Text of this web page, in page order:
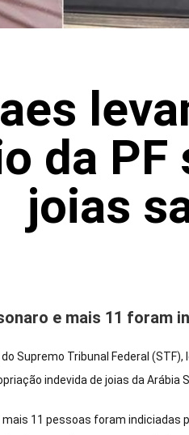
da PF
joias
e mais 11 foram
Supremo Tribunal Federal
indevida de joias da Arábia
11 pessoas foram indiciadas